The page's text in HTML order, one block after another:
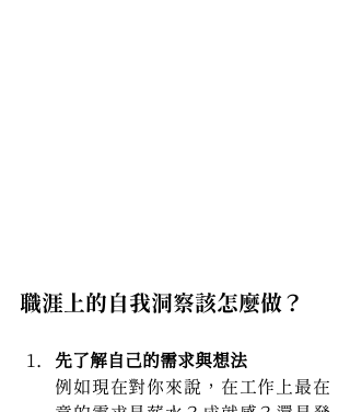
職涯上的自我洞察該怎麼做？
先了解自己的需求與想法
例如現在對你來說，在工作上最在